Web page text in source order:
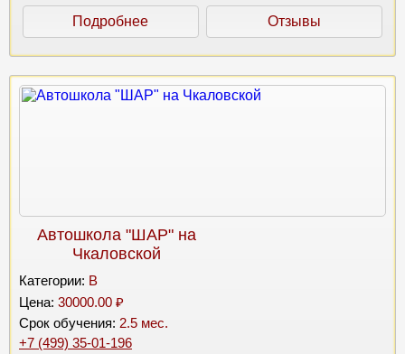
Подробнее Отзывы
Автошкола "ШАР" на
Чкаловской
Категории: B
Цена: 30000.00 ₽
Срок обучения: 2.5 мес.
+7 (499) 35-01-196